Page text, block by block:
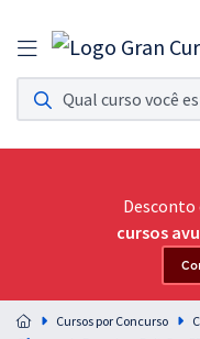
Assinatura Ilimitada
Acesso a todos os cursos.
Assinatura OAB Até
Acesso ilimitado a toda
Residências
Preparação completa e
residências em saúde do Brasil
Desconto
cursos
Cursos por Concurso